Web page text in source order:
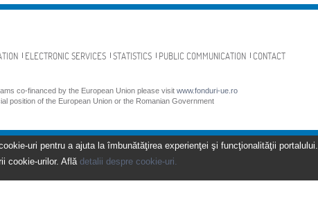
ELECTRONIC SERVICES STATISTICS PUBLIC COMMUNICATION CONTACT
co-financed by the European Union please visit www.fonduri-ue.ro
position of the European Union or the Romanian Government
uri pentru a ajuta la îmbunătăţirea experienţei şi funcţionalităţii portalului.
cookie-urilor. Află detalii despre cookie-uri.